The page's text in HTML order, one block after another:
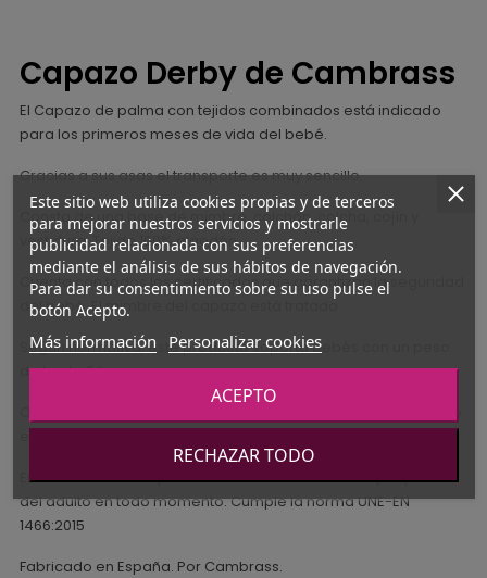
Capazo Derby de Cambrass
El Capazo de palma con tejidos combinados está indicado
para los primeros meses de vida del bebé.
Gracias a sus asas el transporte es muy sencillo.
Consta de una base de mimbre, colchón, colcha, cojín y
vestidura. Tejido 100% algodón.
Cuenta con todos los certificados que garantizan la seguridad
del bebé. El mimbre del capazo está tratado.
Según normativa, este producto soporta bebés con un peso
de hasta 9 kg.
En ambos su altura permite la visibilidad del bebé por parte
del adulto en todo momento. Cumple la norma UNE-EN
1466:2015
Fabricado en España. Por Cambrass.
Este sitio web utiliza cookies propias y de terceros
para mejorar nuestros servicios y mostrarle
publicidad relacionada con sus preferencias
mediante el análisis de sus hábitos de navegación.
Para dar su consentimiento sobre su uso pulse el
botón Acepto.
Más información Personalizar cookies
RECHAZAR TODO
ACEPTO